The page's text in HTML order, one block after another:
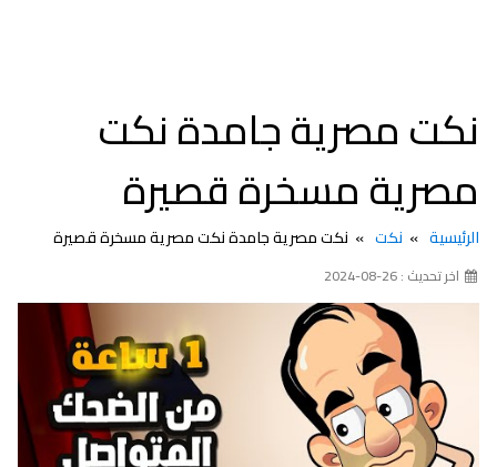
نكت مصرية جامدة نكت
مصرية مسخرة قصيرة
الرئيسية نكت نكت مصرية جامدة نكت مصرية مسخرة قصيرة
اخر تحديث : 26-08-2024